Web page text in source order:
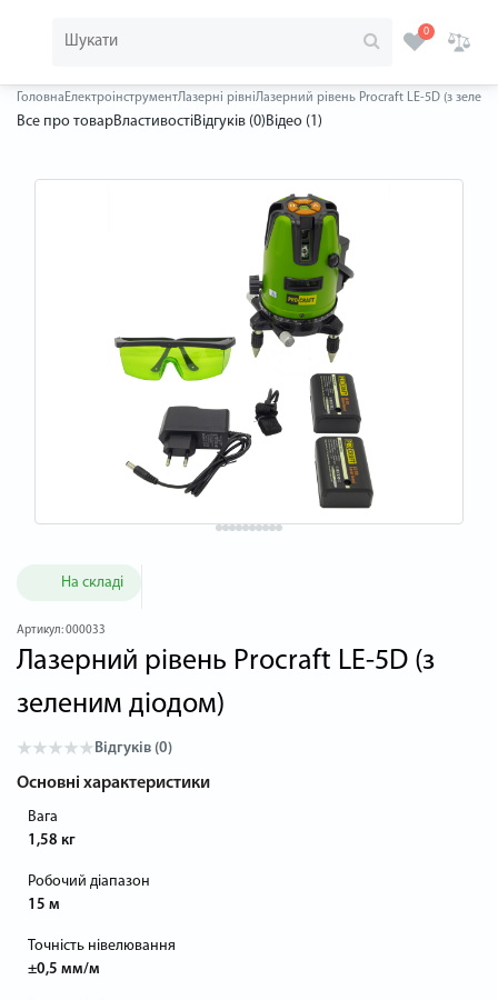
0
Головна ЕлектроінструментЛазерні рівніЛазерний рівень Procraft LE-5D (з
Все про товарВластивостіВідгуків (0)Відео (1)
На складі
Артикул:000033
Лазерний рівень Procraft LE-5D (з
зеленим діодом)
Відгуків (0)
Основні характеристики
Вага
1,58 кг
Робочий діапазон
15 м
Точність нівелювання
±0,5 мм/м